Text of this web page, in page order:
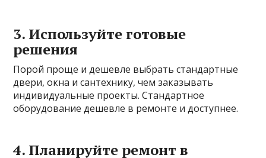
3. Используйте готовые
решения
Порой проще и дешевле выбрать стандартные
двери, окна и сантехнику, чем заказывать
индивидуальные проекты. Стандартное
оборудование дешевле в ремонте и доступнее.
4. Планируйте ремонт в